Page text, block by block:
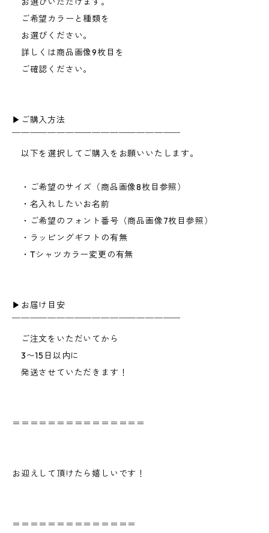
ご希望カラーと種類を
お選びください。
詳しくは商品画像9枚目を
ご確認ください。
▶︎ご購入方法
￣￣￣￣￣￣￣￣￣￣￣￣￣￣￣￣￣￣￣
以下を選択してご購入をお願いいたします。
・ご希望のサイズ（商品画像8枚目参照）
・名入れしたいお名前
・ご希望のフォント番号（商品画像7枚目参照）
・ラッピングギフトの有無
・Tシャツカラー変更の有無
▶︎お届け目安
￣￣￣￣￣￣￣￣￣￣￣￣￣￣￣￣￣￣￣
ご注文をいただいてから
3〜15日以内に
発送させていただきます！
＝＝＝＝＝＝＝＝＝＝＝＝＝＝＝
お迎えして頂けたら嬉しいです！
＝＝＝＝＝＝＝＝＝＝＝＝＝＝